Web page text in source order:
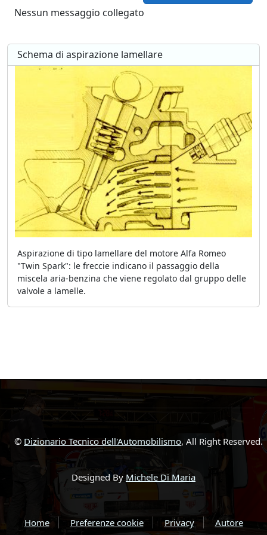
Nessun messaggio collegato
Schema di aspirazione lamellare
Aspirazione di tipo lamellare del motore Alfa Romeo
"Twin Spark": le freccie indicano il passaggio della
miscela aria-benzina che viene regolato dal gruppo delle
valvole a lamelle.
© Dizionario Tecnico dell'Automobilismo, All Right Reserved.
Designed By Michele Di Maria
Home Preferenze cookie Privacy Autore